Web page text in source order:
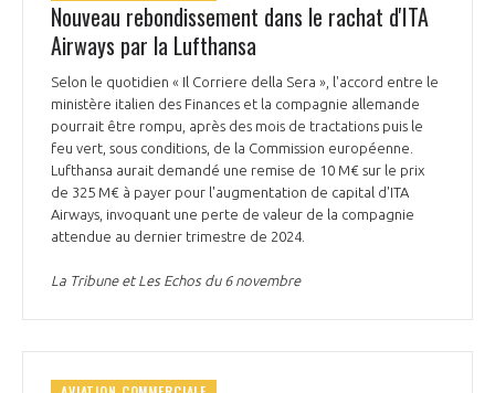
Nouveau rebondissement dans le rachat d'ITA
Airways par la Lufthansa
Selon le quotidien « Il Corriere della Sera », l'accord entre le
ministère italien des Finances et la compagnie allemande
pourrait être rompu, après des mois de tractations puis le
feu vert, sous conditions, de la Commission européenne.
Lufthansa aurait demandé une remise de 10 M€ sur le prix
de 325 M€ à payer pour l'augmentation de capital d'ITA
Airways, invoquant une perte de valeur de la compagnie
attendue au dernier trimestre de 2024.
La Tribune et Les Echos du 6 novembre